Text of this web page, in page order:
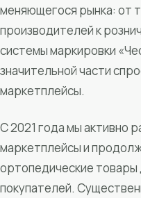
меняющегося рынка: от
производителей к
системы маркировки
значительной части
маркетплейсы.
С 2021 года мы активно
маркетплейсы и
ортопедические товары
покупателей.